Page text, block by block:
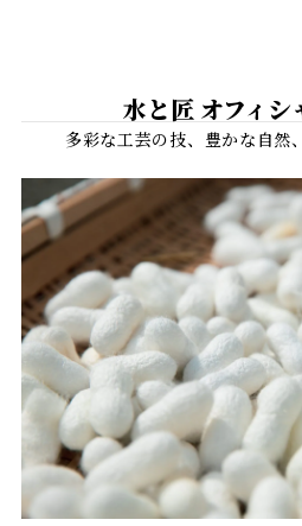
水と匠 オフィシ